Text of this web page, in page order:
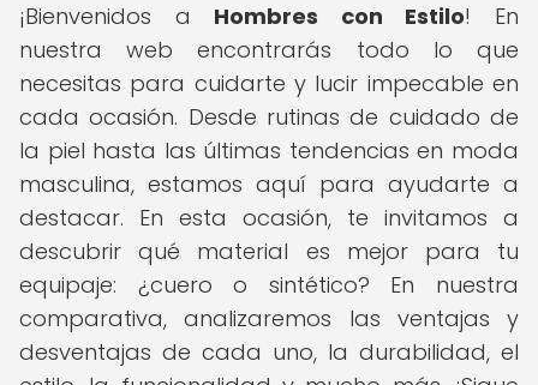
¡Bienvenidos a Hombres con Estilo! En
nuestra web encontrarás todo lo que
necesitas para cuidarte y lucir impecable en
cada ocasión. Desde rutinas de cuidado de
la piel hasta las últimas tendencias en moda
masculina, estamos aquí para ayudarte a
destacar. En esta ocasión, te invitamos a
descubrir qué material es mejor para tu
equipaje: ¿cuero o sintético? En nuestra
comparativa, analizaremos las ventajas y
desventajas de cada uno, la durabilidad, el